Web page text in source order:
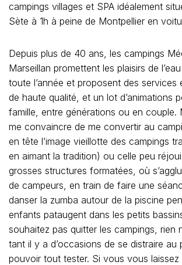
campings villages et SPA idéalement
Sète à 1h à peine de Montpellier en
Depuis plus de 40 ans, les campings
Marseillan promettent les plaisirs de
toute l’année et proposent des services
de haute qualité, et un lot d’animations
famille, entre générations ou en couple.
me convaincre de me convertir au
en tête l’image vieillotte des campings
en aimant la tradition) ou celle peu
grosses structures formatées, où
de campeurs, en train de faire une
danser la zumba autour de la piscine
enfants pataugent dans les petits
souhaitez pas quitter les campings, rien
tant il y a d’occasions de se distraire au
pouvoir tout tester. Si vous vous laissez